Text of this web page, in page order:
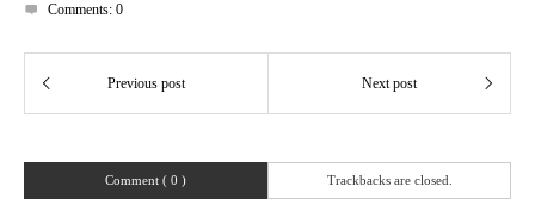
Comments: 0
Comment ( 0 ) Trackbacks are closed.